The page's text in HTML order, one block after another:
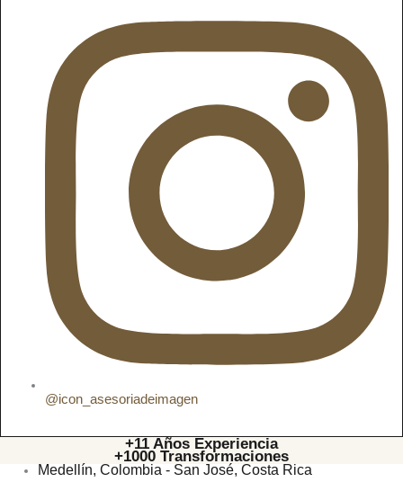
@icon_asesoriadeimagen
+11 Años Experiencia
+1000 Transformaciones
Medellín, Colombia - San José, Costa Rica